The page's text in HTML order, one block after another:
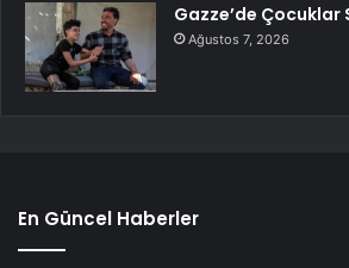
Gazze’de Çocuklar
Ağustos 7, 2026
En Güncel Haberler